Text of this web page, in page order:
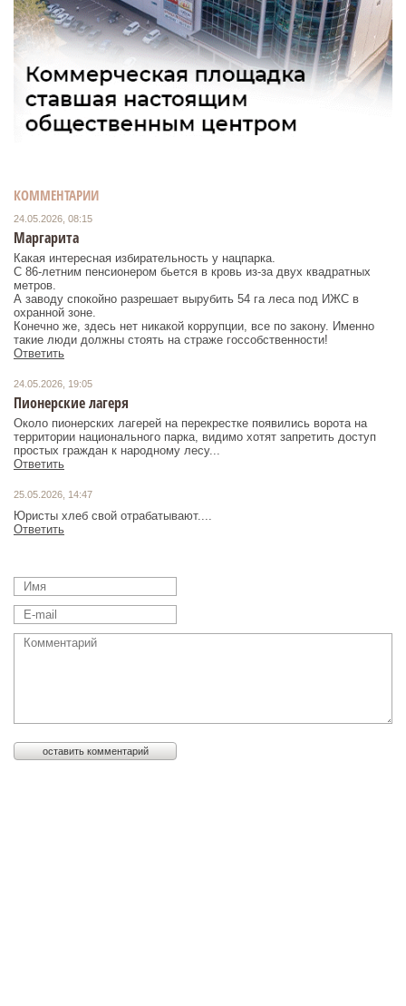
КОММЕНТАРИИ
24.05.2026, 08:15
Маргарита
Какая интересная избирательность у нацпарка.
С 86-летним пенсионером бьется в кровь из-за двух квадратных
метров.
А заводу спокойно разрешает вырубить 54 га леса под ИЖС в
охранной зоне.
Конечно же, здесь нет никакой коррупции, все по закону. Именно
такие люди должны стоять на страже госсобственности!
Ответить
24.05.2026, 19:05
Пионерские лагеря
Около пионерских лагерей на перекрестке появились ворота на
территории национального парка, видимо хотят запретить доступ
простых граждан к народному лесу...
Ответить
25.05.2026, 14:47
Юристы хлеб свой отрабатывают....
Ответить